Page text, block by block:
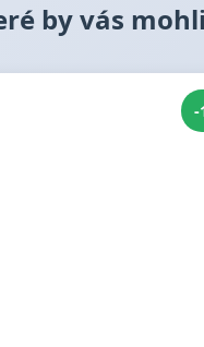
by vás
-